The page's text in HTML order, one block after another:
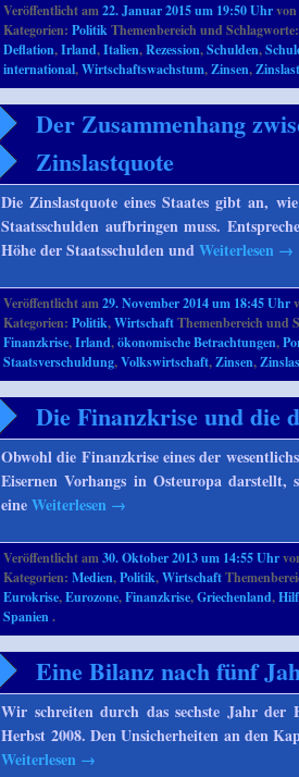
Veröffentlicht am22. Januar 2015 um 19:50 Uhr
Kategorien:PolitikThemenbereich und
Deflation,Irland,Italien,Rezession,Schulden,
international,Wirtschaftswachstum,Zinsen,
Der Zusammenhang
Zinslastquote
Die Zinslastquote eines Staates gibt an,
Staatsschulden aufbringen muss.
Höhe der Staatsschulden undWeiterlesen →
Veröffentlicht am29. November 2014 um 18:45 Uhr
Kategorien:Politik,WirtschaftThemenbereich und
Finanzkrise,Irland,ökonomische Betrachtungen,
Staatsverschuldung,Volkswirtschaft,Zinsen,
Die Finanzkrise und die
Obwohl die Finanzkrise eines der
Eisernen Vorhangs in Osteuropa
eineWeiterlesen →
Veröffentlicht am30. Oktober 2013 um 14:55 Uhr
Kategorien:Medien,Politik,Wirtschaft
Eurokrise,Eurozone,Finanzkrise,Griechenland,
Spanien.
Eine Bilanz nach fünf
Wir schreiten durch das sechste Jahr der
Herbst 2008. Den Unsicherheiten an den
Weiterlesen →